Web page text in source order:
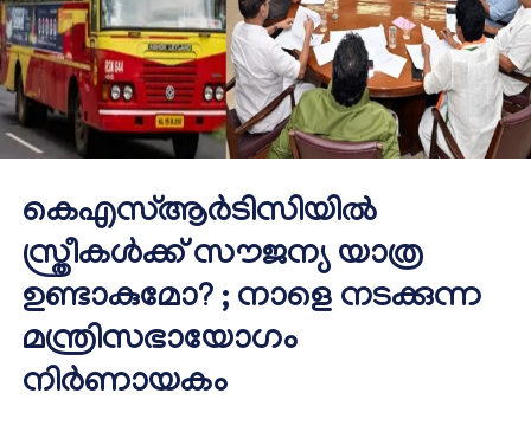
കെഎസ്ആർടിസിയിൽ
സ്ത്രീകൾക്ക് സൗജന്യ യാത്ര
ഉണ്ടാകുമോ? ; നാളെ നടക്കുന്ന
മന്ത്രിസഭായോഗം
നിർണായകം